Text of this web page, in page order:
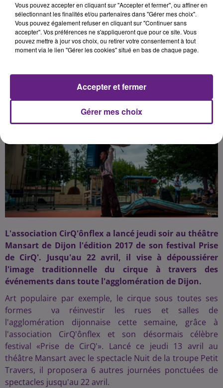
traditionnelle du cirque à travers
des événements dans toute
L'association CirQ'ônflex a lancé jeudi soir au théâtre
Mansart de Dijon l'édition 2017 de son festival Prise
de CirQ'. Jusqu'au 22 avril, il vise à dépoussiérer
l'image traditionnelle du cirque à travers des
événements dans toute l'agglomération de Dijon.
Art populaire par exemple, le cirque sous toutes ses
formes va réinvestir les rues et salles de
l'agglomération dijonnaise cette semaine, grâce à
l'association CirQ'ônflex et son désormais célèbre
festival «Prise de CirQ'». Lancé ce jeudi 13 avril au
théâtre Mansart avec le spectacle Nuit de la troupe Petit
Travers, il proposera 6 autres journées ponctuées de
spectacles jusqu'au 22 avril.
Vous pouvez accepter en cliquant sur "Accepter et fermer", ou affiner en
sélectionnant les finalités et/ou partenaires dans "Gérer mes choix".
Vous pouvez également refuser en cliquant sur "Continuer sans
accepter". Vos préférences ne s'appliqueront que pour ce site. Vous
pouvez mettre à jour vos choix, ou retirer votre consentement à tout
moment via le lien "Gérer les cookies" situé en bas de chaque page.
Gérer mes choix
Accepter et fermer